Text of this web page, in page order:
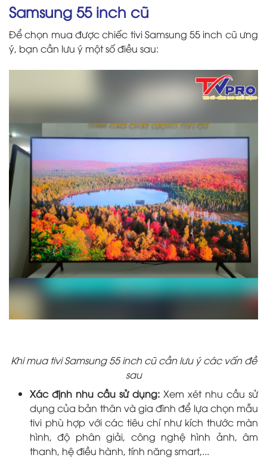
Samsung 55 inch cũ
Để chọn mua được chiếc tivi Samsung 55 inch cũ ưng
ý, bạn cần lưu ý một số điều sau:
Khi mua tivi Samsung 55 inch cũ cần lưu ý các vấn đề
sau
Xác định nhu cầu sử dụng: Xem xét nhu cầu sử
dụng của bản thân và gia đình để lựa chọn mẫu
tivi phù hợp với các tiêu chí như kích thước màn
hình, độ phân giải, công nghệ hình ảnh, âm
thanh, hệ điều hành, tính năng smart,...